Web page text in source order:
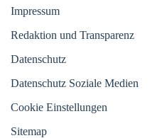
Impressum
Redaktion und Transparenz
Datenschutz
Datenschutz Soziale Medien
Cookie Einstellungen
Sitemap